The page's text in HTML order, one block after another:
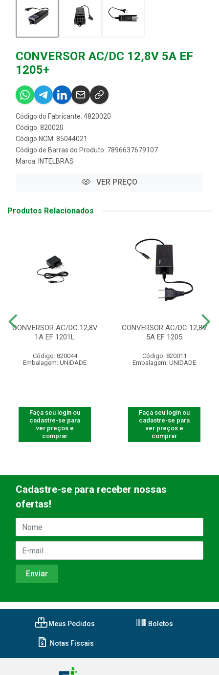
CONVERSOR AC/DC 12,8V 5A EF
1205+
Código do Fabricante: 4820020
Código: 820020
Código NCM: 85044021
Código de Barras do Produto: 7896637679107
Marca: INTELBRAS
VER PREÇO
Produtos Relacionados
CONVERSOR AC/DC 12,8V
1A EF 1201L
Código: 820044
Embalagem: UNIDADE
Faça seu login ou
cadastre-se para
ver preços e
comprar
CONVERSOR AC/DC 12,8V
5A EF 1205
Código: 820011
Embalagem: UNIDADE
Faça seu login ou
cadastre-se para
ver preços e
comprar
Cadastre-se para receber nossas
ofertas!
Meus Pedidos Boletos
Notas Fiscais